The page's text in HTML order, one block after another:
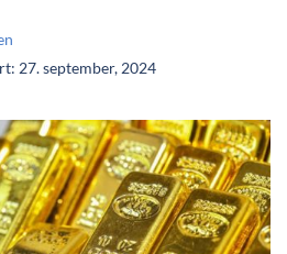
27. september, 2024